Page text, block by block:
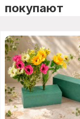
покупают